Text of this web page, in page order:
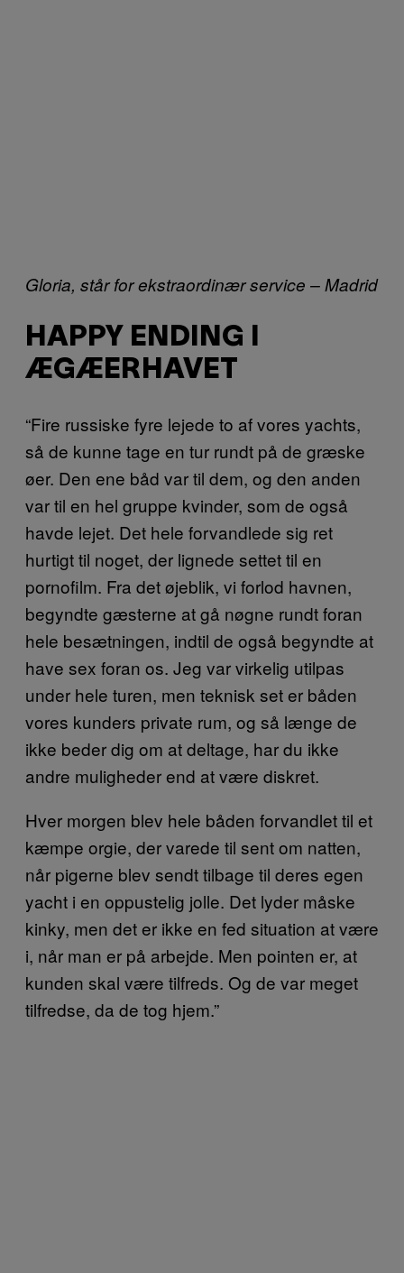
Gloria, står for ekstraordinær service – Madrid
HAPPY ENDING I
ÆGÆERHAVET
“Fire russiske fyre lejede to af vores yachts,
så de kunne tage en tur rundt på de græske
øer. Den ene båd var til dem, og den anden
var til en hel gruppe kvinder, som de også
havde lejet. Det hele forvandlede sig ret
hurtigt til noget, der lignede settet til en
pornofilm. Fra det øjeblik, vi forlod havnen,
begyndte gæsterne at gå nøgne rundt foran
hele besætningen, indtil de også begyndte at
have sex foran os. Jeg var virkelig utilpas
under hele turen, men teknisk set er båden
vores kunders private rum, og så længe de
ikke beder dig om at deltage, har du ikke
andre muligheder end at være diskret.
Hver morgen blev hele båden forvandlet til et
kæmpe orgie, der varede til sent om natten,
når pigerne blev sendt tilbage til deres egen
yacht i en oppustelig jolle. Det lyder måske
kinky, men det er ikke en fed situation at være
i, når man er på arbejde. Men pointen er, at
kunden skal være tilfreds. Og de var meget
tilfredse, da de tog hjem.”